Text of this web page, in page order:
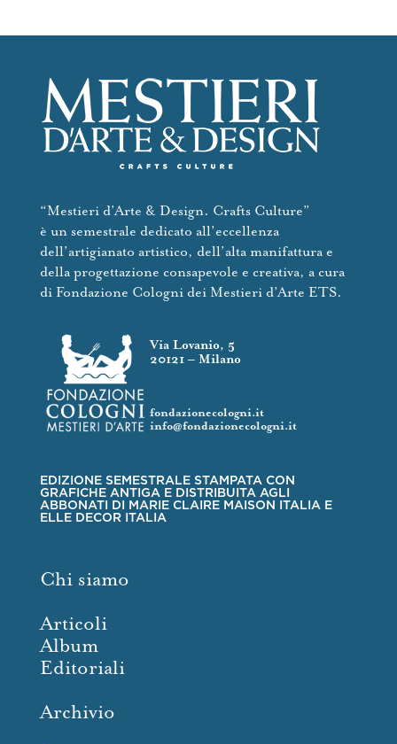
“Mestieri d’Arte & Design. Crafts Culture”
è un semestrale dedicato all’eccellenza
dell’artigianato artistico, dell’alta manifattura e
della progettazione consapevole e creativa, a cura
di Fondazione Cologni dei Mestieri d’Arte ETS.
Via Lovanio, 5
20121 – Milano
fondazionecologni.it
info@fondazionecologni.it
EDIZIONE SEMESTRALE STAMPATA CON
GRAFICHE ANTIGA E DISTRIBUITA AGLI
ABBONATI DI MARIE CLAIRE MAISON ITALIA E
ELLE DECOR ITALIA
Chi siamo
Articoli
Album
Editoriali
Archivio